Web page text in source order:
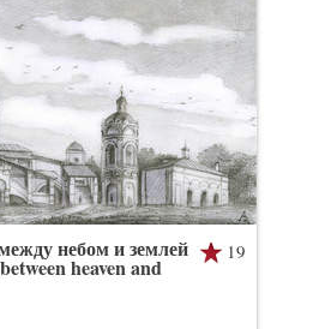
19
небом и землей
heaven and